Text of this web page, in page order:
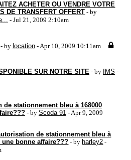
ACHETER OU VENDRE VOTRE
DE TRANSFERT OFFERT - by
- Jul 21, 2009 2:10am
- by location - Apr 10, 2009 10:11am
SUR NOTRE SITE - by IMS -
stationnement bleu à 168000
- by Scoda 91 - Apr 9, 2009
de stationnement bleu à
une bonne affaire??? - by harley2 -